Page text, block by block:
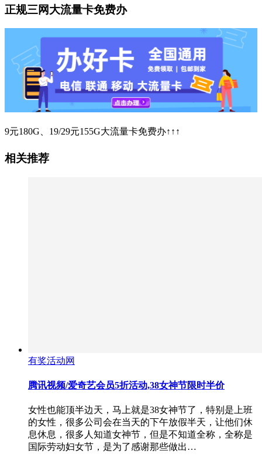
正规三网大流量卡免费办
9元180G、19/29元155G大流量卡免费办↑↑↑
相关推荐
有奖活动网
腾讯视频/爱奇艺会员5折活动,38女神节限时半价
女性也能顶半边天，马上就是38女神节了，特别是上班
的女性，很多公司会在当天的下午放假半天，让他们休
息休息，很多人知道女神节，但是不知道全称，全称是
国际劳动妇女节，是为了感谢那些做出…